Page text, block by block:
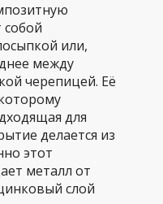
собой
или,
между
черепицей. Её
для
делается из
этот
металл от
слой